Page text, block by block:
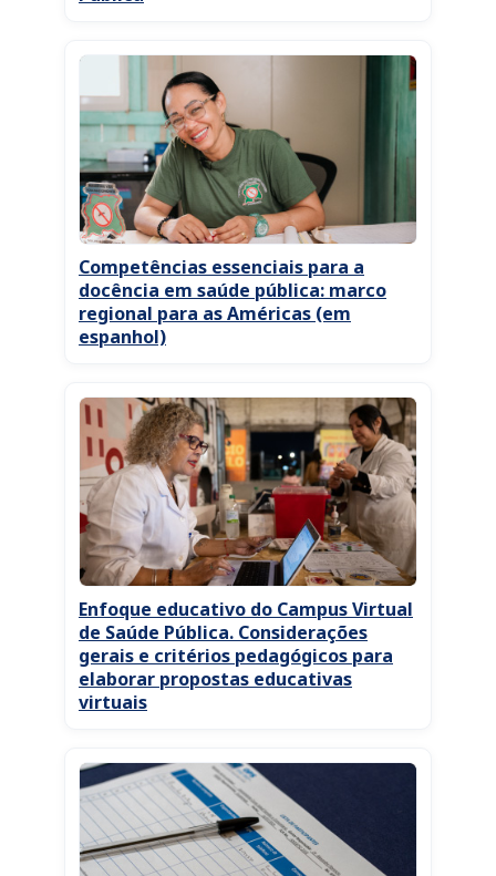
Competências essenciais para a
docência em saúde pública: marco
regional para as Américas (em
espanhol)
Enfoque educativo do Campus Virtual
de Saúde Pública. Considerações
gerais e critérios pedagógicos para
elaborar propostas educativas
virtuais